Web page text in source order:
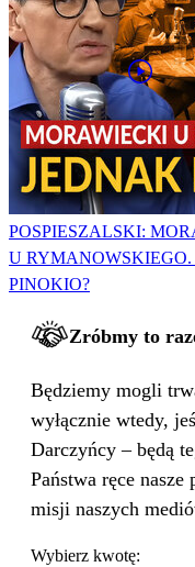
POSPIESZALSKI:
U
PINOKIO?
Zróbmy to
Będziemy mogli
wyłącznie wtedy,
Darczyńcy – będą
Państwa ręce
misji naszych
Wybierz kwotę: